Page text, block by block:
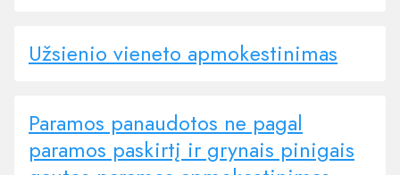
Užsienio vieneto apmokestinimas
Paramos panaudotos ne pagal
paramos paskirtį ir grynais pinigais